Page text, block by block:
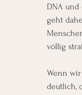
DNA
geht
völlig
Wenn
deutlich,